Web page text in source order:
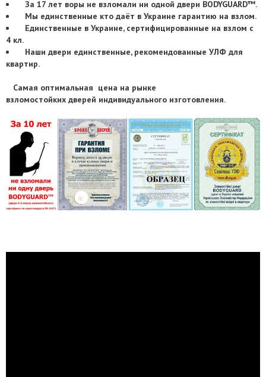
За 17 лет воры не взломали ни одной двери BODYGUARD™.
Мы единственные кто даёт в Украине гарантию на взлом.
Единственные в Украине, сертифицированные на взлом с
4 кл.
Наши двери единственные, рекомендованные УЛФ для
квартир.
Самая оптимальная цена на рынке
взломостойких дверей индивидуального изготовления.